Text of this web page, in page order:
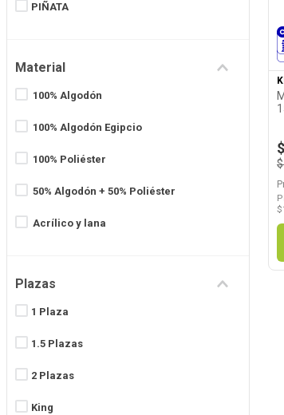
PIÑATA
Material
100% Algodón
100% Algodón Egipcio
100% Poliéster
50% Algodón + 50% Poliéster
Acrílico y lana
Algodón Egipcio
Algodón y Poliéster
Lino
Material
Plazas
1 Plaza
1.5 Plazas
2 Plazas
King
$